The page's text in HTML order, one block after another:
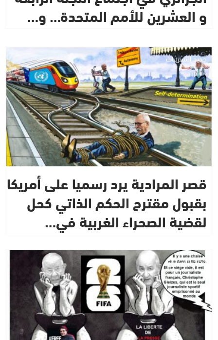
و العشرين للأمم المتحدة… و…
جديد التسريبات
قصر المرادية يرد رسميا على أمريكا
بقبول مقترح الحكم الذاتي كحل
لقضية الصحراء الغربية في…
جديد التسريبات